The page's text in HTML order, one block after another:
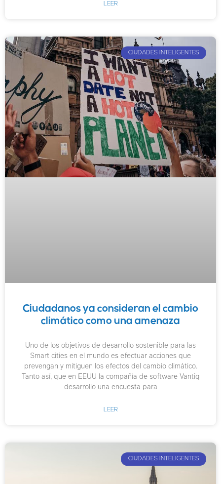
LEER
CIUDADES INTELIGENTES
Ciudadanos ya consideran el cambio
climático como una amenaza
Uno de los objetivos de desarrollo sostenible para las
Smart cities en el mundo es efectuar acciones que
prevengan y mitiguen los efectos del cambio climático.
Tanto así, que en EEUU la compañía de software Vantiq
desarrollo una encuesta para
LEER
CIUDADES INTELIGENTES